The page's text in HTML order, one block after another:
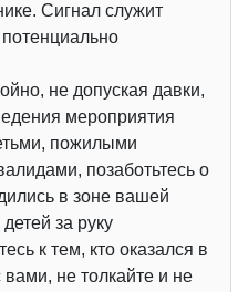
Сигнал служит
не допуская давки,
мероприятия
пожилыми
позаботьтесь о
в зоне вашей
за руку
к тем, кто оказался в
не толкайте и не